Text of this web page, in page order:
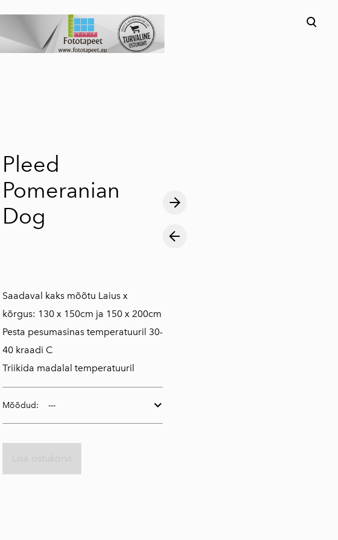
lisati ostukorvi.
Pleed
Pomeranian
Dog
Saadaval kaks mõõtu Laius x
kõrgus: 130 x 150cm ja 150 x 200cm
Pesta pesumasinas temperatuuril 30-
40 kraadi C
Triikida madalal temperatuuril
Mõõdud: